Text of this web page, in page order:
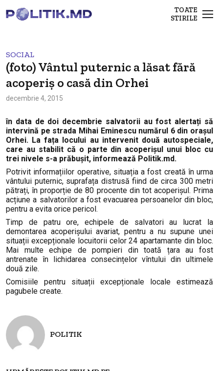
TOATE
STIRILE
SOCIAL
(foto) Vântul puternic a lăsat fără
acoperiș o casă din Orhei
decembrie 4, 2015
în data de doi decembrie salvatorii au fost alertați să
intervină pe strada Mihai Eminescu numărul 6 din orașul
Orhei. La fața locului au intervenit două autospeciale,
care au stabilit că o parte din acoperișul unui bloc cu
trei nivele s-a prăbușit, informează Politik.md.
Potrivit informațiilor operative, situația a fost creată în urma
vântului puternic, suprafața distrusă fiind de circa 300 metri
pătrați, în proporție de 80 procente din tot acoperișul. Prima
acțiune a salvatorilor a fost evacuarea persoanelor din bloc,
pentru a evita orice pericol.
Timp de patru ore, echipele de salvatori au lucrat la
demontarea acoperișului avariat, pentru a nu supune unei
situații excepționale locuitorii celor 24 apartamante din bloc.
Mai multe echipe de pompieri din toată țara au fost
antrenate în lichidarea consecințelor vîntului din ultimele
două zile.
Comisiile pentru situații excepționale locale estimează
pagubele create.
POLITIK